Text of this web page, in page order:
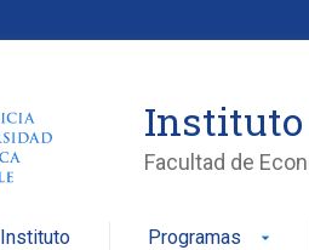
Instituto
Facultad de
Instituto Programas arrow_drop_down